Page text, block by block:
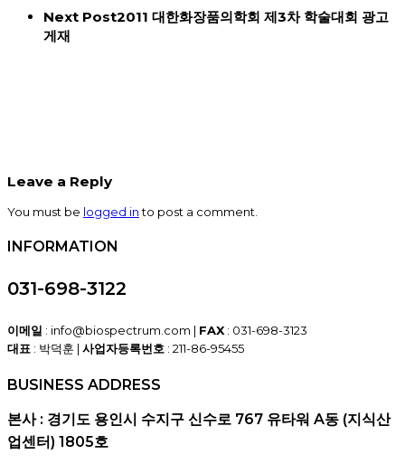
Next Post2011 대한화장품의학회 제3차 학술대회 광고
게재
Leave a Reply
You must be logged into post a comment.
INFORMATION
031-698-3122
이메일 : info@biospectrum.com | FAX : 031-698-3123
대표 : 박덕훈 | 사업자등록번호 : 211-86-95455
BUSINESS ADDRESS
본사 : 경기도 용인시 수지구 신수로 767 유타워 A동 (지식산
업센터) 1805호